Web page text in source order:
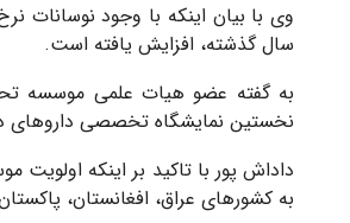
وی با بیان اینکه با وجود نوسانات
سال گذشته، افزایش یافته است.
به گفته عضو هیات علمی موسسه
نخستین نمایشگاه تخصصی داروهای
داداش پور با تاکید بر اینکه
به کشورهای عراق، افغانستان،